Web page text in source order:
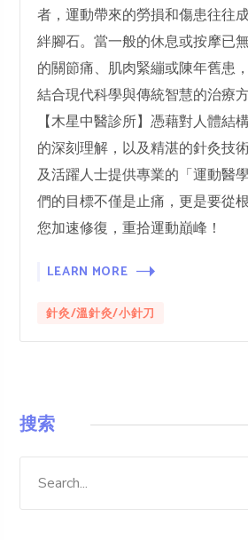
者，運動帶來的勞損和傷患往往
絆腳石。當一般的休息或按摩已
的關節痛、肌肉緊繃或陳年舊患
結合現代科學與傳統智慧的治療方
【木星中醫診所】憑藉對人體結
的深刻理解，以及精湛的針灸技
及活躍人士提供專業的「運動醫
們的目標不僅是止痛，更是要從
您加速修復，重拾運動巔峰！
LEARN MORE
針灸/溫針灸/小針刀
搜索